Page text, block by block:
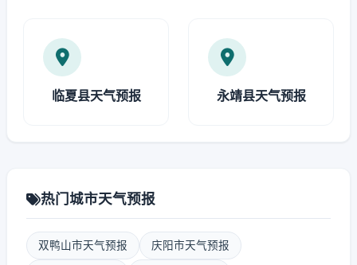
临夏县天气预报 永靖县天气预报
热门城市天气预报
双鸭山市天气预报 庆阳市天气预报